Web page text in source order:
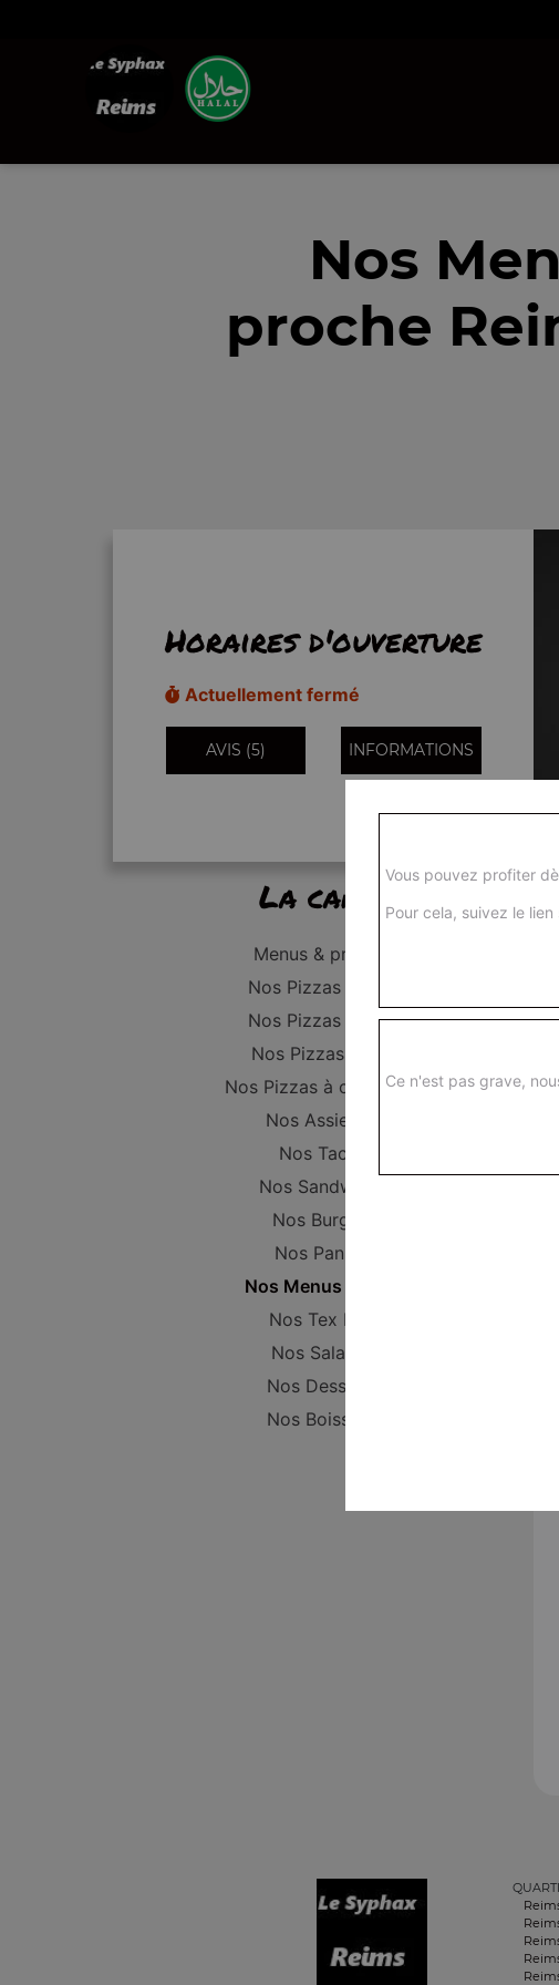
Nos
proche
Horaires d'ouverture
Actuellement fermé
AVIS (5) INFORMATIONS
La carte
Menus & promos
Nos Pizzas Junior
Nos Pizzas Senior
Nos Pizzas Méga
Nos Pizzas à composer
Nos Assiettes
Nos Tacos
Nos Sandwichs
Nos Burgers
Nos Paninis
Nos Menus enfant
Nos Tex Mex
Nos Salades
Nos Desserts
Nos Boissons
Vous pouvez profiter
Pour cela, suivez le lien
Ce n'est pas grave,